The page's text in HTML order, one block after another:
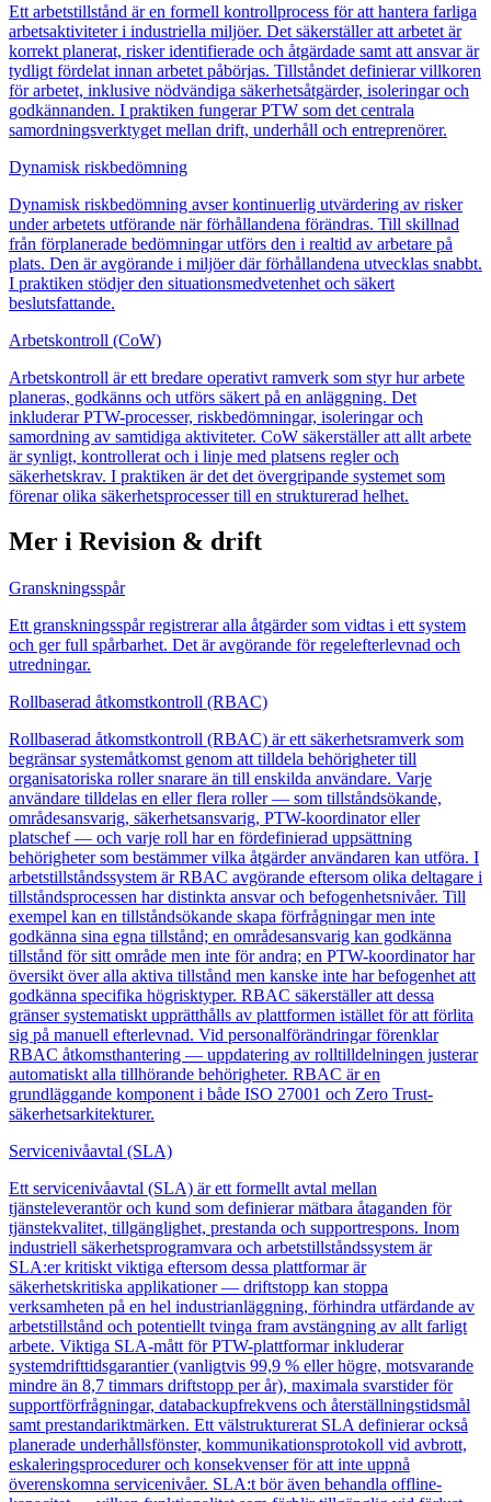
Ett arbetstillstånd är en formell kontrollprocess för att hantera farliga
arbetsaktiviteter i industriella miljöer. Det säkerställer att arbetet är
korrekt planerat, risker identifierade och åtgärdade samt att ansvar är
tydligt fördelat innan arbetet påbörjas. Tillståndet definierar villkoren
för arbetet, inklusive nödvändiga säkerhetsåtgärder, isoleringar och
godkännanden. I praktiken fungerar PTW som det centrala
samordningsverktyget mellan drift, underhåll och entreprenörer.
Dynamisk riskbedömning
Dynamisk riskbedömning avser kontinuerlig utvärdering av risker
under arbetets utförande när förhållandena förändras. Till skillnad
från förplanerade bedömningar utförs den i realtid av arbetare på
plats. Den är avgörande i miljöer där förhållandena utvecklas snabbt.
I praktiken stödjer den situationsmedvetenhet och säkert
beslutsfattande.
Arbetskontroll (CoW)
Arbetskontroll är ett bredare operativt ramverk som styr hur arbete
planeras, godkänns och utförs säkert på en anläggning. Det
inkluderar PTW-processer, riskbedömningar, isoleringar och
samordning av samtidiga aktiviteter. CoW säkerställer att allt arbete
är synligt, kontrollerat och i linje med platsens regler och
säkerhetskrav. I praktiken är det det övergripande systemet som
förenar olika säkerhetsprocesser till en strukturerad helhet.
Mer i Revision & drift
Granskningsspår
Ett granskningsspår registrerar alla åtgärder som vidtas i ett system
och ger full spårbarhet. Det är avgörande för regelefterlevnad och
utredningar.
Rollbaserad åtkomstkontroll (RBAC)
Rollbaserad åtkomstkontroll (RBAC) är ett säkerhetsramverk som
begränsar systemåtkomst genom att tilldela behörigheter till
organisatoriska roller snarare än till enskilda användare. Varje
användare tilldelas en eller flera roller — som tillståndsökande,
områdesansvarig, säkerhetsansvarig, PTW-koordinator eller
platschef — och varje roll har en fördefinierad uppsättning
behörigheter som bestämmer vilka åtgärder användaren kan utföra. I
arbetstillståndssystem är RBAC avgörande eftersom olika deltagare i
tillståndsprocessen har distinkta ansvar och befogenhetsnivåer. Till
exempel kan en tillståndsökande skapa förfrågningar men inte
godkänna sina egna tillstånd; en områdesansvarig kan godkänna
tillstånd för sitt område men inte för andra; en PTW-koordinator har
översikt över alla aktiva tillstånd men kanske inte har befogenhet att
godkänna specifika högrisktyper. RBAC säkerställer att dessa
gränser systematiskt upprätthålls av plattformen istället för att förlita
sig på manuell efterlevnad. Vid personalförändringar förenklar
RBAC åtkomsthantering — uppdatering av rolltilldelningen justerar
automatiskt alla tillhörande behörigheter. RBAC är en
grundläggande komponent i både ISO 27001 och Zero Trust-
säkerhetsarkitekturer.
Servicenivåavtal (SLA)
Ett servicenivåavtal (SLA) är ett formellt avtal mellan
tjänsteleverantör och kund som definierar mätbara åtaganden för
tjänstekvalitet, tillgänglighet, prestanda och supportrespons. Inom
industriell säkerhetsprogramvara och arbetstillståndssystem är
SLA:er kritiskt viktiga eftersom dessa plattformar är
säkerhetskritiska applikationer — driftstopp kan stoppa
verksamheten på en hel industrianläggning, förhindra utfärdande av
arbetstillstånd och potentiellt tvinga fram avstängning av allt farligt
arbete. Viktiga SLA-mått för PTW-plattformar inkluderar
systemdrifttidsgarantier (vanligtvis 99,9 % eller högre, motsvarande
mindre än 8,7 timmars driftstopp per år), maximala svarstider för
supportförfrågningar, databackupfrekvens och återställningstidsmål
samt prestandariktmärken. Ett välstrukturerat SLA definierar också
planerade underhållsfönster, kommunikationsprotokoll vid avbrott,
eskaleringsprocedurer och konsekvenser för att inte uppnå
överenskomna servicenivåer. SLA:t bör även behandla offline-